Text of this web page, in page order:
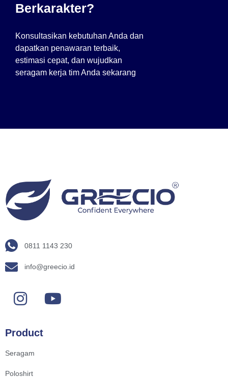
Berkarakter?
Konsultasikan kebutuhan Anda dan
dapatkan penawaran terbaik,
estimasi cepat, dan wujudkan
seragam kerja tim Anda sekarang
0811 1143 230
info@greecio.id
Product
Seragam
Poloshirt